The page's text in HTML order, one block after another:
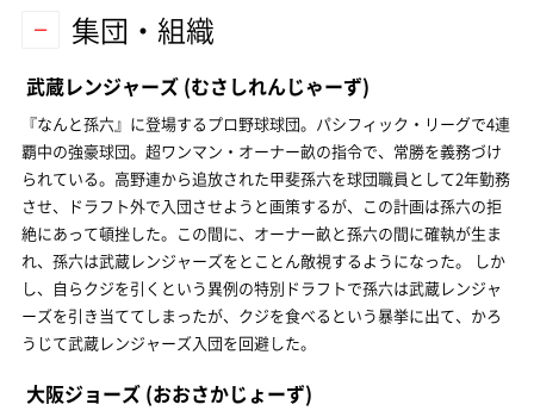
集団・組織
武蔵レンジャーズ (むさしれんじゃーず)
『なんと孫六』に登場するプロ野球球団。パシフィック・リーグで4連
覇中の強豪球団。超ワンマン・オーナー畝の指令で、常勝を義務づけ
られている。高野連から追放された甲斐孫六を球団職員として2年勤務
させ、ドラフト外で入団させようと画策するが、この計画は孫六の拒
絶にあって頓挫した。この間に、オーナー畝と孫六の間に確執が生ま
れ、孫六は武蔵レンジャーズをとことん敵視するようになった。 しか
し、自らクジを引くという異例の特別ドラフトで孫六は武蔵レンジャ
ーズを引き当ててしまったが、クジを食べるという暴挙に出て、かろ
うじて武蔵レンジャーズ入団を回避した。
大阪ジョーズ (おおさかじょーず)